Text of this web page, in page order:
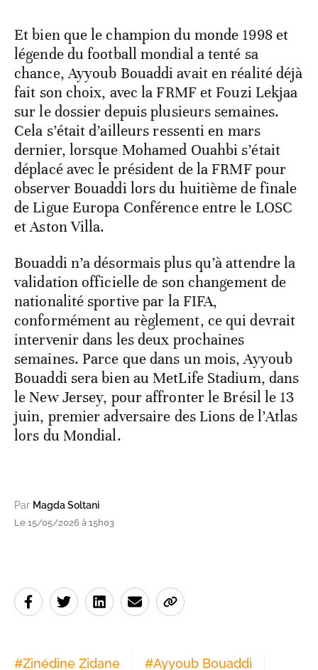
Et bien que le champion du monde 1998 et
légende du football mondial a tenté sa
chance, Ayyoub Bouaddi avait en réalité déjà
fait son choix, avec la FRMF et Fouzi Lekjaa
sur le dossier depuis plusieurs semaines.
Cela s’était d’ailleurs ressenti en mars
dernier, lorsque Mohamed Ouahbi s’était
déplacé avec le président de la FRMF pour
observer Bouaddi lors du huitième de finale
de Ligue Europa Conférence entre le LOSC
et Aston Villa.
Bouaddi n’a désormais plus qu’à attendre la
validation officielle de son changement de
nationalité sportive par la FIFA,
conformément au règlement, ce qui devrait
intervenir dans les deux prochaines
semaines. Parce que dans un mois, Ayyoub
Bouaddi sera bien au MetLife Stadium, dans
le New Jersey, pour affronter le Brésil le 13
juin, premier adversaire des Lions de l’Atlas
lors du Mondial.
Par Magda Soltani
Le 15/05/2026 à 15h03
#Zinédine Zidane #Ayyoub Bouaddi